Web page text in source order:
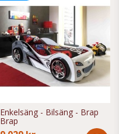
Enkelsäng - Bilsäng - Brap
Brap